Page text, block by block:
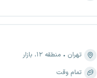
تهران
منطقه ۱۲، بازار
تمام وقت